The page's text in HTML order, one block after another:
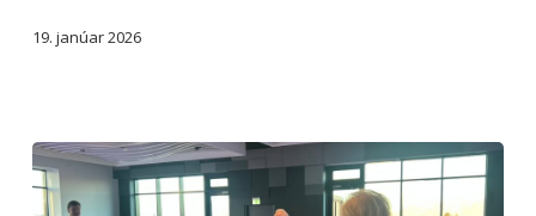
mars
19. janúar 2026